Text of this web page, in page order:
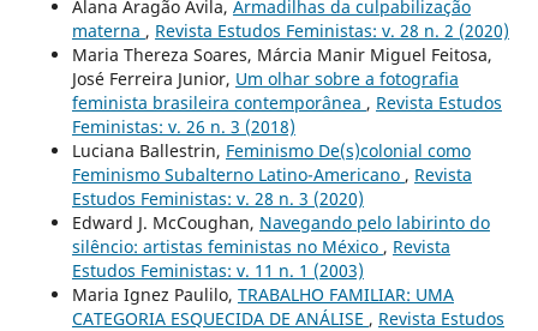
Alana Aragão Ávila, Armadilhas da culpabilização
materna , Revista Estudos Feministas: v. 28 n. 2 (2020)
Maria Thereza Soares, Márcia Manir Miguel Feitosa,
José Ferreira Junior, Um olhar sobre a fotografia
feminista brasileira contemporânea , Revista Estudos
Feministas: v. 26 n. 3 (2018)
Luciana Ballestrin, Feminismo De(s)colonial como
Feminismo Subalterno Latino-Americano , Revista
Estudos Feministas: v. 28 n. 3 (2020)
Edward J. McCoughan, Navegando pelo labirinto do
silêncio: artistas feministas no México , Revista
Estudos Feministas: v. 11 n. 1 (2003)
Maria Ignez Paulilo, TRABALHO FAMILIAR: UMA
CATEGORIA ESQUECIDA DE ANÁLISE , Revista Estudos